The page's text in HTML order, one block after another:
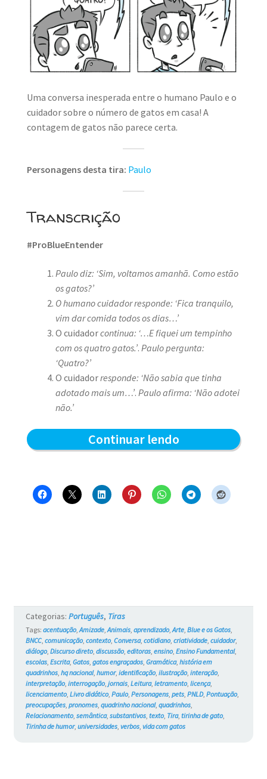
Uma conversa inesperada entre o humano Paulo e o
cuidador sobre o número de gatos em casa! A
contagem de gatos não parece certa.
Personagens desta tira: Paulo
Transcrição
#ProBlueEntender
Paulo diz: ‘Sim, voltamos amanhã. Como estão
os gatos?’
O humano cuidador responde: ‘Fica tranquilo,
vim dar comida todos os dias…’
O cuidadorcontinua: ‘…E fiquei um tempinho
com os quatro gatos.’. Paulo pergunta:
‘Quatro?’
O cuidadorresponde: ‘Não sabia que tinha
adotado mais um…’. Paulo afirma: ‘Não adotei
não.’
Continuar lendoQuatro
Blue
Categorias: Português, Tiras
Tags: acentuação,Amizade,Animais, aprendizado,Arte, Blue e os Gatos,
BNCC, comunicação, contexto, Conversa, cotidiano, criatividade, cuidador,
diálogo, Discurso direto, discussão, editoras, ensino, Ensino Fundamental,
escolas, Escrita, Gatos, gatos engraçados, Gramática, história em
quadrinhos, hq nacional, humor, identificação, ilustração, interação,
interpretação, interrogação, jornais, Leitura, letramento, licença,
licenciamento, Livro didático, Paulo, Personagens, pets, PNLD, Pontuação,
preocupações, pronomes, quadrinho nacional, quadrinhos,
Relacionamento, semântica, substantivos, texto, Tira, tirinha de gato,
Tirinha de humor, universidades, verbos, vida com gatos